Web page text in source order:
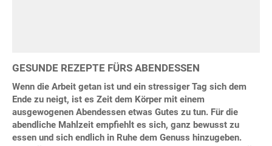
GESUNDE REZEPTE FÜRS ABENDESSEN
Wenn die Arbeit getan ist und ein stressiger Tag sich dem
Ende zu neigt, ist es Zeit dem Körper mit einem
ausgewogenen Abendessen etwas Gutes zu tun. Für die
abendliche Mahlzeit empfiehlt es sich, ganz bewusst zu
essen und sich endlich in Ruhe dem Genuss hinzugeben.